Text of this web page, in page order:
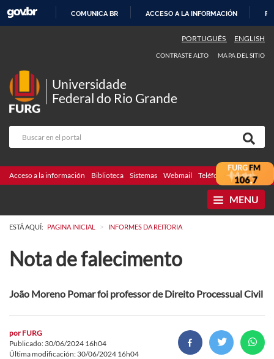
CONTENIDO
COMUNICA BR ACCESO A LA INFORMACIÓN
PORTUGUÊS ENGLISH
CONTRASTE ALTO MAPA DEL SITIO
Universidade
Federal do Rio Grande
Acceso a la información Biblioteca Sistemas Webmail Teléfonos Licitaciones
MENU
ESTÁ AQUÍ: PAGINA INICIAL > INFORMES DA REITORIA
Nota de falecimento
João Moreno Pomar foi professor de Direito Processual Civil
por FURG
Publicado: 30/06/2024 16h04
Última modificación: 30/06/2024 16h04